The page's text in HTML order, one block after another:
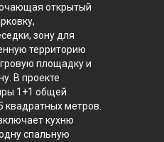
открытый
зону для
территорию
площадку и
В проекте
1+1 общей
метров.
кухню
спальную